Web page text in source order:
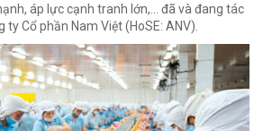
áp lực cạnh tranh lớn,... đã và đang tác
Cổ phần Nam Việt (HoSE: ANV).